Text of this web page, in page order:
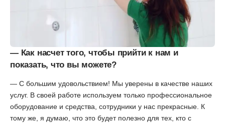
— Как насчет того, чтобы прийти к нам и
показать, что вы можете?
— С большим удовольствием! Мы уверены в качестве наших
услуг. В своей работе используем только профессиональное
оборудование и средства, сотрудники у нас прекрасные. К
тому же, я думаю, что это будет полезно для тех, кто с